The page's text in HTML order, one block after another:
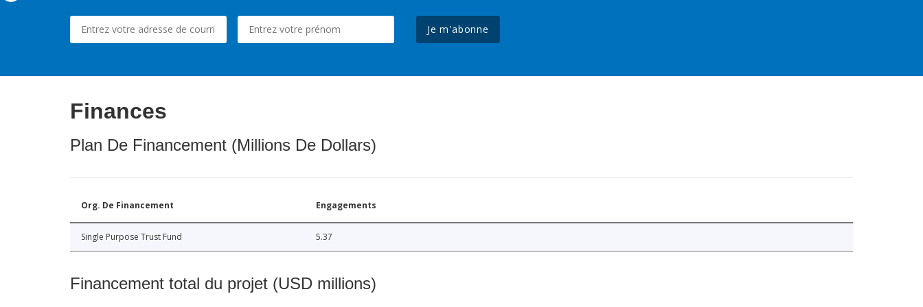
Je m'abonne
Finances
Plan De Financement (Millions De Dollars)
Org. De Financement Engagements
Single Purpose Trust Fund 5.37
Financement total du projet (USD millions)